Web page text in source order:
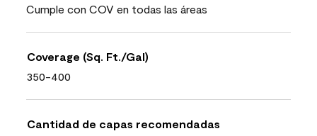
Cumple con COV en todas las áreas
Coverage (Sq. Ft./Gal)
350-400
Cantidad de capas recomendadas